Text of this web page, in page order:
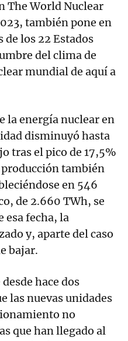
The World Nuclear
también pone en
los 22 Estados
del clima de
mundial de aquí a
la energía nuclear en
disminuyó hasta
tras el pico de 17,5%
también
en 546
de 2.660 TWh, se
esa fecha, la
y, aparte del caso
bajar.
hace dos
las nuevas unidades
no
que han llegado al